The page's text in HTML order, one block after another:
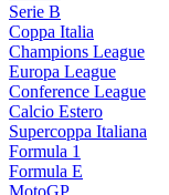
Serie B
Coppa Italia
Champions League
Europa League
Conference League
Calcio Estero
Supercoppa Italiana
Formula 1
Formula E